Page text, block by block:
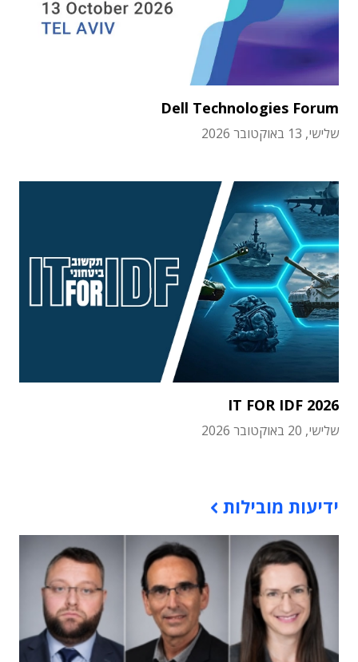
Dell Technologies Forum
שלישי, 13 באוקטובר 2026
IT FOR IDF 2026
שלישי, 20 באוקטובר 2026
ידיעות מובילות